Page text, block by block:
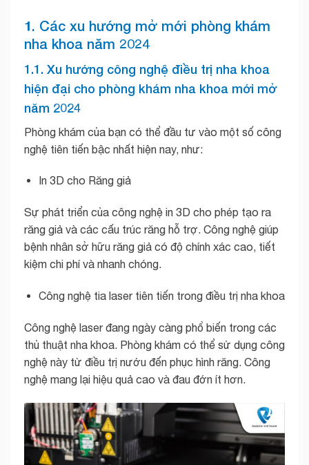
1. Các xu hướng mở mới phòng khám
nha khoa năm 2024
1.1. Xu hướng công nghệ điều trị nha khoa
hiện đại cho phòng khám nha khoa mới mở
năm 2024
Phòng khám của bạn có thể đầu tư vào một số công
nghệ tiên tiến bậc nhất hiện nay, như:
In 3D cho Răng giả
Sự phát triển của công nghệ in 3D cho phép tạo ra
răng giả và các cấu trúc răng hỗ trợ. Công nghệ giúp
bệnh nhân sở hữu răng giả có độ chính xác cao, tiết
kiệm chi phí và nhanh chóng.
Công nghệ tia laser tiên tiến trong điều trị nha khoa
Công nghệ laser đang ngày càng phổ biến trong các
thủ thuật nha khoa. Phòng khám có thể sử dụng công
nghệ này từ điều trị nướu đến phục hình răng. Công
nghệ mang lại hiệu quả cao và đau đớn ít hơn.